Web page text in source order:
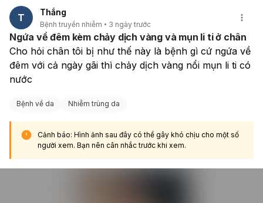
T Thắng
Bệnh truyền nhiễm 3 ngày trước
Ngứa về đêm kèm chảy dịch vàng và mụn li ti ở chân
Cho hỏi chân tôi bị như thế này là bệnh gì cứ ngứa về
đêm với cả ngày gãi thì chảy dịch vàng nổi mụn li ti có
nước
Bệnh về da Nhiễm trùng da
Cảnh báo: Hình ảnh sau đây có thể gây khó chịu cho một số
người xem. Bạn nên cân nhắc trước khi xem.